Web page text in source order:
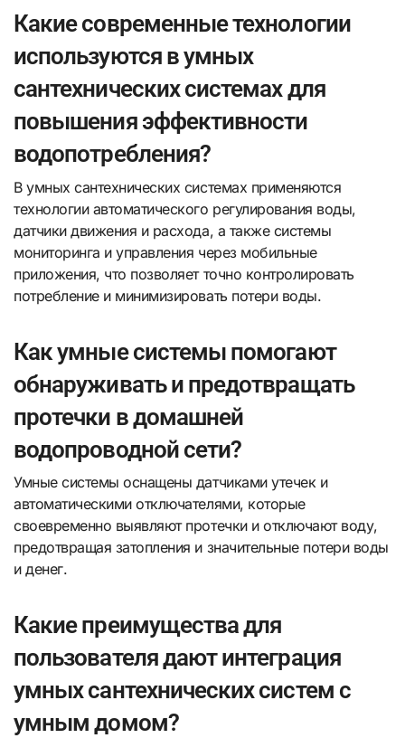
Какие современные технологии
используются в умных
сантехнических системах для
повышения эффективности
водопотребления?
В умных сантехнических системах применяются
технологии автоматического регулирования воды,
датчики движения и расхода, а также системы
мониторинга и управления через мобильные
приложения, что позволяет точно контролировать
потребление и минимизировать потери воды.
Как умные системы помогают
обнаруживать и предотвращать
протечки в домашней
водопроводной сети?
Умные системы оснащены датчиками утечек и
автоматическими отключателями, которые
своевременно выявляют протечки и отключают воду,
предотвращая затопления и значительные потери воды
и денег.
Какие преимущества для
пользователя дают интеграция
умных сантехнических систем с
умным домом?